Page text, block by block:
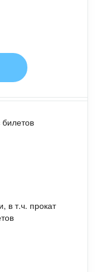
билетов
в т.ч. прокат